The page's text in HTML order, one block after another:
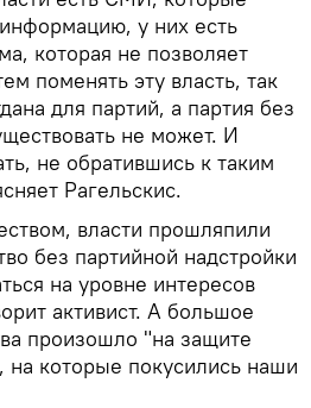
у них есть
которая не позволяет
поменять эту власть, так
для партий, а партия без
не может. И
не обратившись к таким
Рагельскис.
власти прошляпили
без партийной надстройки
на уровне интересов
активист. А большое
произошло "на защите
которые покусились наши